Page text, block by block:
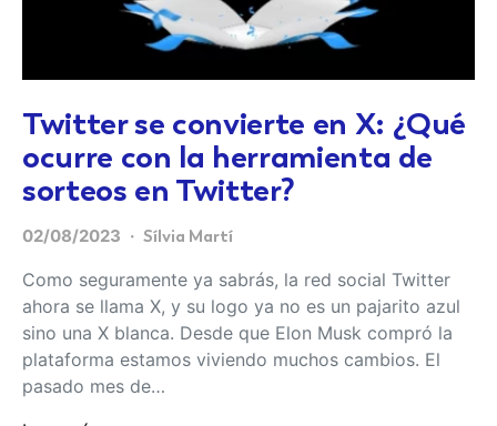
Twitter se convierte en X: ¿Qué
ocurre con la herramienta de
sorteos en Twitter?
02/08/2023 Sílvia Martí
Como seguramente ya sabrás, la red social Twitter
ahora se llama X, y su logo ya no es un pajarito azul
sino una X blanca. Desde que Elon Musk compró la
plataforma estamos viviendo muchos cambios. El
pasado mes de…